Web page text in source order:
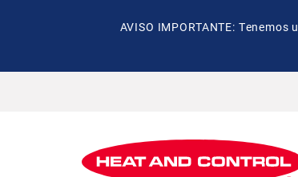
AVISO IMPORTANTE: